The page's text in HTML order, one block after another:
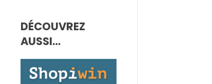
DÉCOUVREZ
AUSSI…